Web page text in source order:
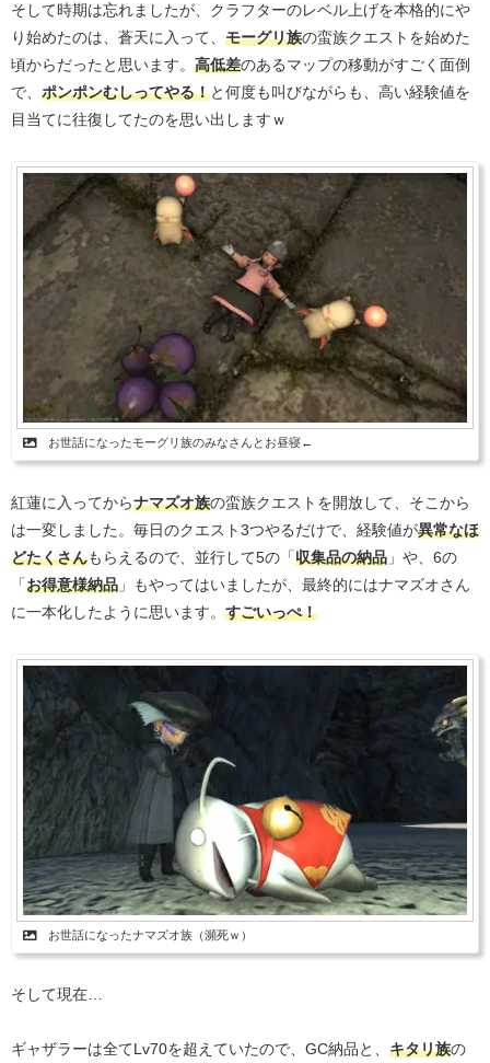
そして時期は忘れましたが、クラフターのレベル上げを本格的にや
り始めたのは、蒼天に入って、 モーグリ族の蛮族クエストを始めた
頃からだったと思います。 高低差のあるマップの移動がすごく面倒
で、 ポンポンむしってやる！と何度も叫びながらも、高い経験値を
目当てに往復してたのを思い出しますｗ
お世話になったモーグリ族のみなさんとお昼寝←
紅蓮に入ってからナマズオ族の蛮族クエストを開放して、そこから
は一変しました。毎日のクエスト3つやるだけで、経験値が異常なほ
どたくさんもらえるので、並行して5の「収集品の納品 」や、6の
「お得意様納品 」もやってはいましたが、最終的にはナマズオさん
に一本化したように思います。 すごいっぺ！
お世話になったナマズオ族（瀕死ｗ）
そして現在…
ギャザラーは全てLv70を超えていたので、GC納品と、 キタリ族の